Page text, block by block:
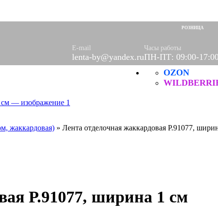
E-mail
lenta-by@yandex.ru
Часы работы
ПН-ПТ: 09:00-17:00
OZON
РОЗНИЦА
жаккардовая) » Лента отделочная жаккардовая Р.91077,
Р.91077, ширина 1 см